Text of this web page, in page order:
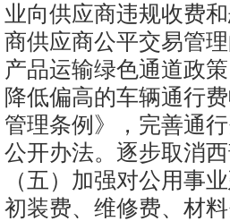
业向供应商违规收费
商供应商公平交易管
产品运输绿色通道政
降低偏高的车辆通行
管理条例》，完善通
公开办法。逐步取消
（五）加强对公用事
初装费、维修费、材